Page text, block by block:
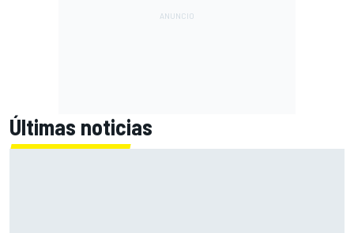
Últimas noticias